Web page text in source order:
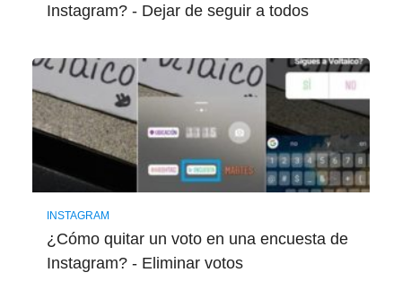
Instagram? - Dejar de seguir a todos
INSTAGRAM
¿Cómo quitar un voto en una encuesta de
Instagram? - Eliminar votos